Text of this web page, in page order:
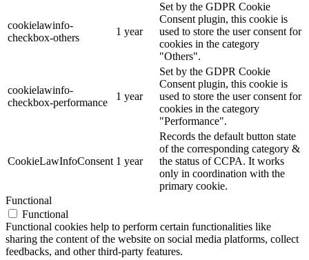
cookielawinfo-
checkbox-others
1 year
Set by the GDPR Cookie
Consent plugin, this cookie is
used to store the user consent for
cookies in the category
"Others".
cookielawinfo-
checkbox-performance
1 year
Set by the GDPR Cookie
Consent plugin, this cookie is
used to store the user consent for
cookies in the category
"Performance".
CookieLawInfoConsent 1 year
Records the default button state
of the corresponding category &
the status of CCPA. It works
only in coordination with the
primary cookie.
Functional
Functional
Functional cookies help to perform certain functionalities like
sharing the content of the website on social media platforms, collect
feedbacks, and other third-party features.